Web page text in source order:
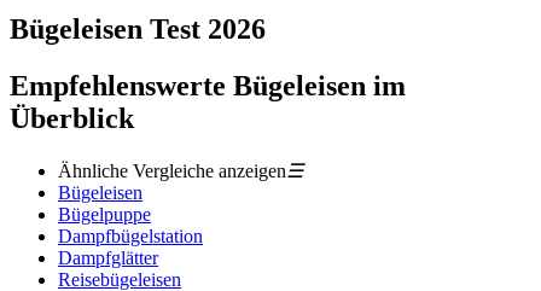
Bügeleisen Test 2026
Empfehlenswerte Bügeleisen im
Überblick
Ähnliche Vergleiche anzeigen☰
Bügeleisen
Bügelpuppe
Dampfbügelstation
Dampfglätter
Reisebügeleisen